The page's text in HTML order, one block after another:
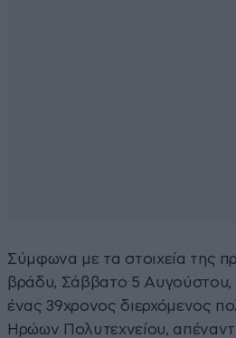
Σύμφωνα με τα στοιχεία της
βράδυ, Σάββατο 5 Αυγούστου,
ένας 39χρονος διερχόμενος
Ηρώων Πολυτεχνείου,